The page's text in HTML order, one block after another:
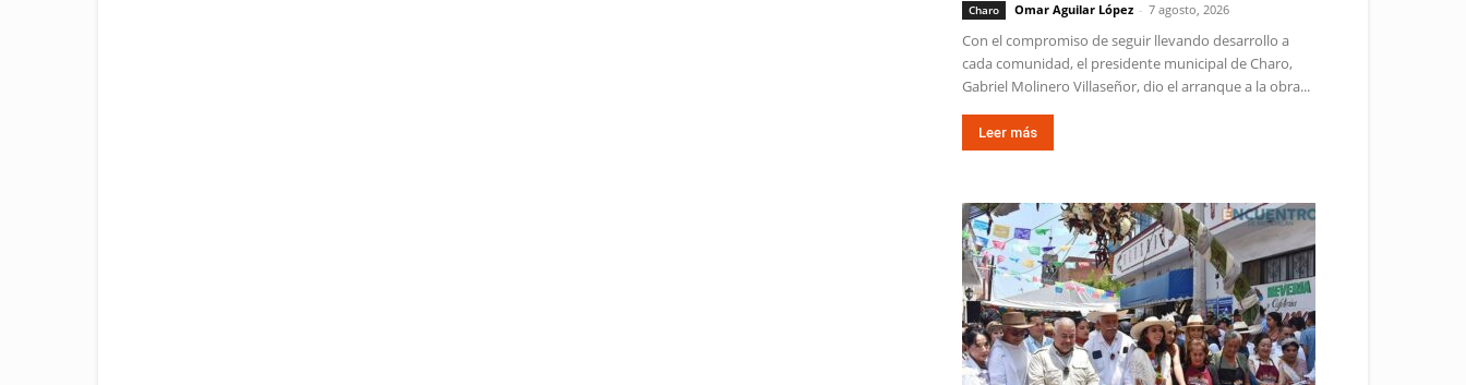
Charo Omar Aguilar López - 7 agosto, 2026
Con el compromiso de seguir llevando desarrollo a
cada comunidad, el presidente municipal de Charo,
Gabriel Molinero Villaseñor, dio el arranque a la obra...
Leer más